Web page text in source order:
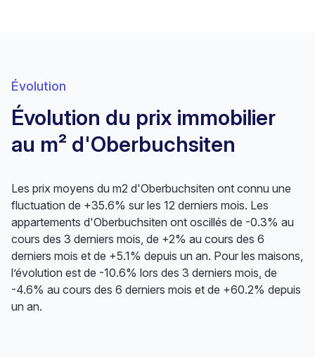
Évolution
Évolution du prix immobilier
au m² d'Oberbuchsiten
Les prix moyens du m2 d'Oberbuchsiten ont connu une
fluctuation de +35.6% sur les 12 derniers mois. Les
appartements d'Oberbuchsiten ont oscillés de -0.3% au
cours des 3 derniers mois, de +2% au cours des 6
derniers mois et de +5.1% depuis un an. Pour les maisons,
l’évolution est de -10.6% lors des 3 derniers mois, de
-4.6% au cours des 6 derniers mois et de +60.2% depuis
un an.